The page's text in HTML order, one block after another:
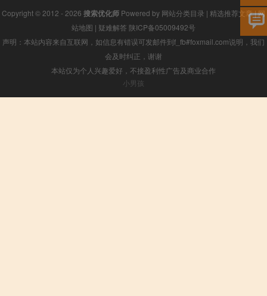
Copyright © 2012 - 2026 搜索优化师 Powered by 网站分类目录 | 精选推荐文章|网
站地图 | 疑难解答 陕ICP备05009492号
声明：本站内容来自互联网，如信息有错误可发邮件到f_fb#foxmail.com说明，我们
会及时纠正，谢谢
本站仅为个人兴趣爱好，不接盈利性广告及商业合作
小男孩